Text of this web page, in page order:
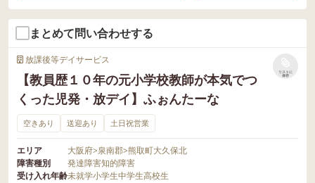
まとめて問い合わせする
放課後等デイサービス
【教員歴１０年の元小学校教師が本気でつ
くった児発・放デイ】ふぉんたーな
リストに
保存
空きあり 送迎あり 土日祝営業
エリア 大阪府>泉南郡>熊取町大久保北
障害種別
発達障害知的障害
受け入れ年齢未就学小学生中学生高校生